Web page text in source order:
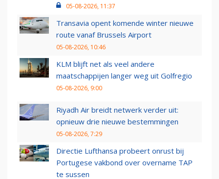
05-08-2026, 11:37
Transavia opent komende winter nieuwe
route vanaf Brussels Airport
05-08-2026, 10:46
KLM blijft net als veel andere
maatschappijen langer weg uit Golfregio
05-08-2026, 9:00
Riyadh Air breidt netwerk verder uit:
opnieuw drie nieuwe bestemmingen
05-08-2026, 7:29
Directie Lufthansa probeert onrust bij
Portugese vakbond over overname TAP
te sussen